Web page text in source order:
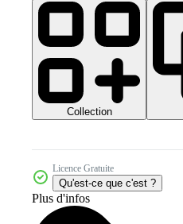
Collection
Licence Gratuite
Qu'est-ce que c'est ?
Plus d'infos